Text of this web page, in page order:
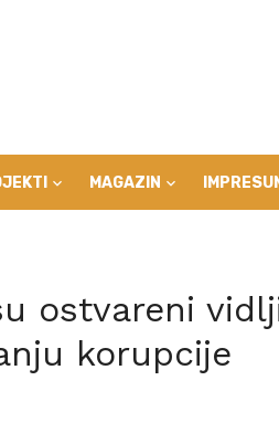
MAGAZIN
ostvareni
korupcije